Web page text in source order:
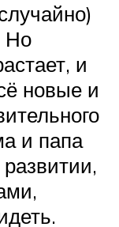
Но
и
новые и
и папа